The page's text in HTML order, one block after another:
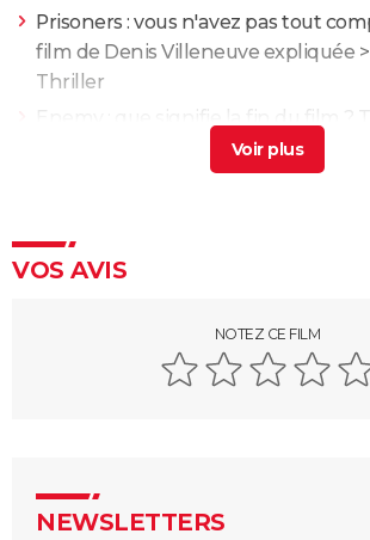
Prisoners : vous n'avez pas tout
film de Denis Villeneuve expliquée
Thriller
Netflix
Nosferatu : faut-il voir le remake de
Scream : Neve Campbell et
The Substance : personne n'est
Black Phone
Nope
VOS AVIS
NOTEZ CE FILM
NEWSLETTERS